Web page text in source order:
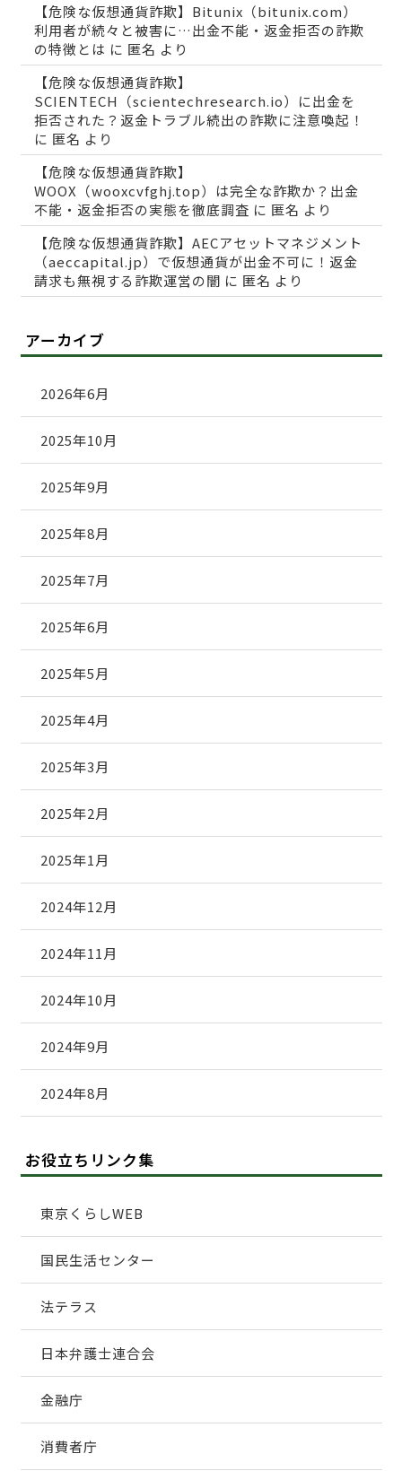
【危険な仮想通貨詐欺】Bitunix（bitunix.com）
利用者が続々と被害に…出金不能・返金拒否の詐欺
の特徴とは に 匿名 より
【危険な仮想通貨詐欺】
SCIENTECH（scientechresearch.io）に出金を
拒否された？返金トラブル続出の詐欺に注意喚起！
に 匿名 より
【危険な仮想通貨詐欺】
WOOX（wooxcvfghj.top）は完全な詐欺か？出金
不能・返金拒否の実態を徹底調査 に 匿名 より
【危険な仮想通貨詐欺】AECアセットマネジメント
（aeccapital.jp）で仮想通貨が出金不可に！返金
請求も無視する詐欺運営の闇 に 匿名 より
アーカイブ
2026年6月
2025年10月
2025年9月
2025年8月
2025年7月
2025年6月
2025年5月
2025年4月
2025年3月
2025年2月
2025年1月
2024年12月
2024年11月
2024年10月
2024年9月
2024年8月
お役立ちリンク集
東京くらしWEB
国民生活センター
法テラス
日本弁護士連合会
金融庁
消費者庁